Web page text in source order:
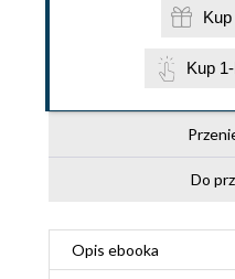
Kup
Do
Opis ebooka